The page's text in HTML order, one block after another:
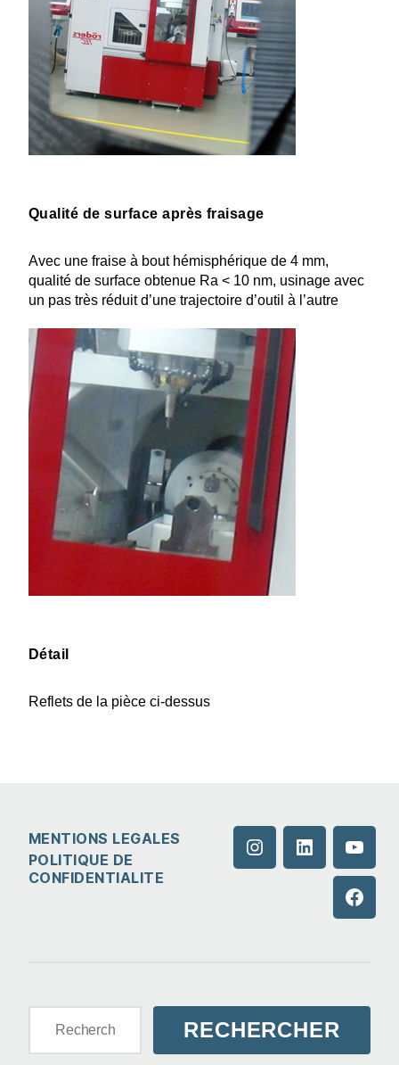
Qualité de surface après fraisage
Avec une fraise à bout hémisphé­rique de 4 mm,
qualité de surface obtenue Ra < 10 nm, usinage avec
un pas très réduit d’une trajec­toire d’outil à l’autre
Détail
Reflets de la pièce ci-dessus
MENTIONS LEGALES
POLITIQUE DE
CONFIDENTIALITE
InstagramLinkedIn